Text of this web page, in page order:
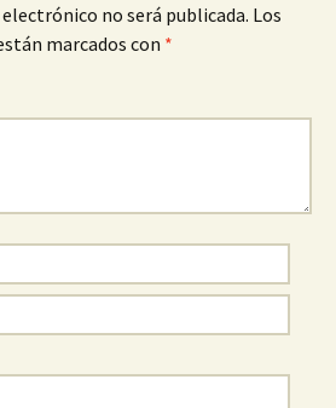
no será publicada. Los
marcados con *